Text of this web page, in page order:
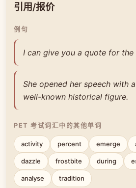
引用/报价
例句
I can give you a quote for the
She opened her speech with
well-known historical figure.
PET 考试词汇中的其他单词
activity percent emerge
dazzle frostbite during
analyse tradition